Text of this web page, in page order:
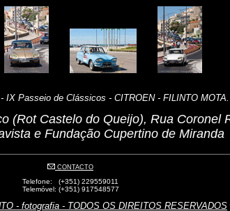
IX Passeio de Clássicos - CITROEN - FILINTO MOTA.
(Rot Castelo do Queijo), Rua Coronel
e Fundação Cupertino de Miranda
CONTACTO
Telefone: (+351) 229559011
Telemóvel: (+351) 917548577
- fotografia - TODOS OS DIREITOS RESERVADOS